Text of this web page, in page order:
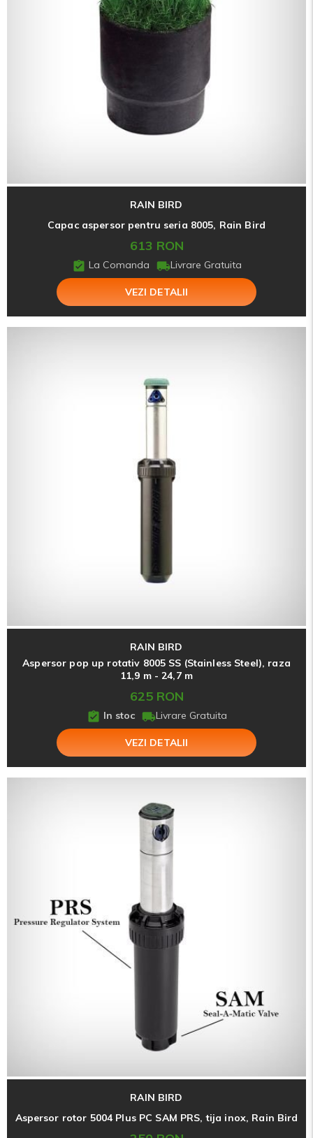
RAIN BIRD
Capac aspersor pentru seria 8005, Rain Bird
613 RON
La Comanda Livrare Gratuita
VEZI DETALII
RAIN BIRD
Aspersor pop up rotativ 8005 SS (Stainless Steel), raza
11,9 m - 24,7 m
625 RON
In stoc Livrare Gratuita
VEZI DETALII
RAIN BIRD
Aspersor rotor 5004 Plus PC SAM PRS, tija inox, Rain Bird